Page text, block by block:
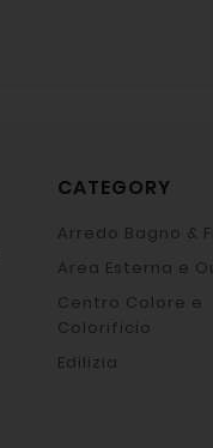
CATEGORY
Arredo Bagno &
Area Esterna e
Centro Colore e
Colorificio
Edilizia